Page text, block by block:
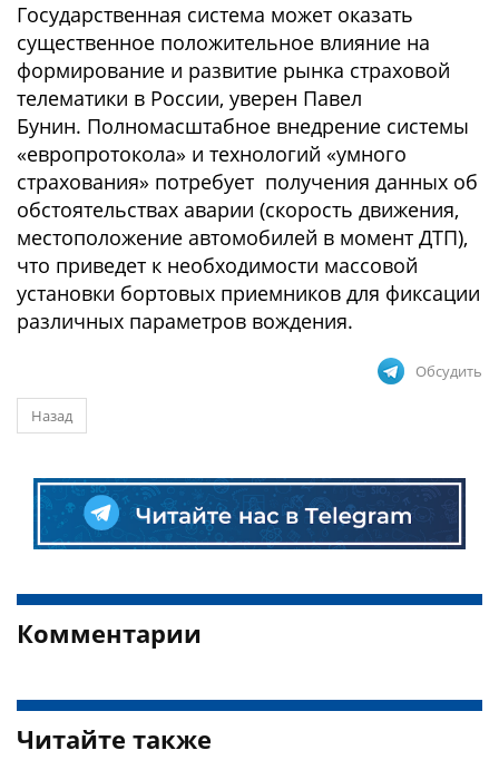
Государственная система может оказать
существенное положительное влияние на
формирование и развитие рынка страховой
телематики в России, уверен Павел
Бунин. Полномасштабное внедрение системы
«европротокола» и технологий «умного
страхования» потребует получения данных об
обстоятельствах аварии (скорость движения,
местоположение автомобилей в момент ДТП),
что приведет к необходимости массовой
установки бортовых приемников для фиксации
различных параметров вождения.
Обсудить
Назад
Комментарии
Читайте также